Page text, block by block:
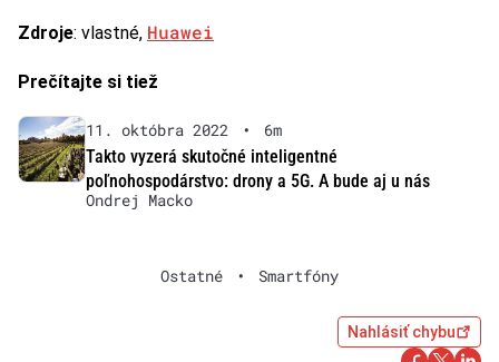
Zdroje: vlastné, Huawei
Prečítajte si tiež
11. októbra 2022 •
6m
Takto vyzerá skutočné inteligentné
poľnohospodárstvo: drony a 5G. A bude aj u nás
Ondrej Macko
Ostatné • Smartfóny
Nahlásiť chybu